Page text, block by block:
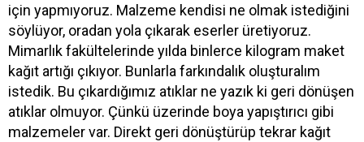
için yapmıyoruz. Malzeme kendisi ne olmak istediğini
söylüyor, oradan yola çıkarak eserler üretiyoruz.
Mimarlık fakültelerinde yılda binlerce kilogram maket
kağıt artığı çıkıyor. Bunlarla farkındalık oluşturalım
istedik. Bu çıkardığımız atıklar ne yazık ki geri dönüşen
atıklar olmuyor. Çünkü üzerinde boya yapıştırıcı gibi
malzemeler var. Direkt geri dönüştürüp tekrar kağıt